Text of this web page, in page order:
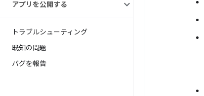
アプリを公開する
トラブルシューティング
既知の問題
バグを報告